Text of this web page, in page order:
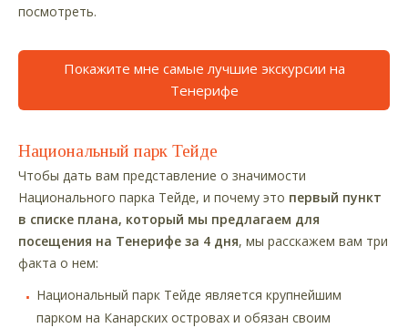
посмотреть.
Покажите мне самые лучшие экскурсии на
Тенерифе
Национальный парк Тейде
Чтобы дать вам представление о значимости
Национального парка Тейде, и почему это первый пункт
в списке плана, который мы предлагаем для
посещения на Тенерифе за 4 дня, мы расскажем вам три
факта о нем:
Национальный парк Тейде является крупнейшим
парком на Канарских островах и обязан своим